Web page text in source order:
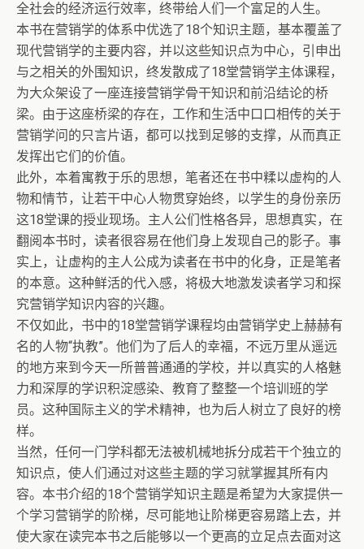
全社会的经济运行效率，终带给人们一个富足的人生。
本书在营销学的体系中优选了18个知识主题，基本覆盖了
现代营销学的主要内容，并以这些知识点为中心，引申出
与之相关的外围知识，终发散成了18堂营销学主体课程，
为大众架设了一座连接营销学骨干知识和前沿结论的桥
梁。由于这座桥梁的存在，工作和生活中口口相传的关于
营销学问的只言片语，都可以找到足够的支撑，从而真正
发挥出它们的价值。
此外，本着寓教于乐的思想，笔者还在书中糅以虚构的人
物和情节，让若干中心人物贯穿始终，以学生的身份亲历
这18堂课的授业现场。主人公们性格各异，思想真实，在
翻阅本书时，读者很容易在他们身上发现自己的影子。事
实上，让虚构的主人公成为读者在书中的化身，正是笔者
的本意。这种鲜活的代入感，将极大地激发读者学习和探
究营销学知识内容的兴趣。
不仅如此，书中的18堂营销学课程均由营销学史上赫赫有
名的人物“执教”。他们为了后人的幸福，不远万里从遥远
的地方来到今天一所普普通通的学校，并以真实的人格魅
力和深厚的学识积淀感染、教育了整整一个培训班的学
员。这种国际主义的学术精神，也为后人树立了良好的榜
样。
当然，任何一门学科都无法被机械地拆分成若干个独立的
知识点，使人们通过对这些主题的学习就掌握其所有内
容。本书介绍的18个营销学知识主题是希望为大家提供一
个学习营销学的阶梯，尽可能地让阶梯更容易踏上去，并
使大家在读完本书之后能够以一个更高的立足点去面对这